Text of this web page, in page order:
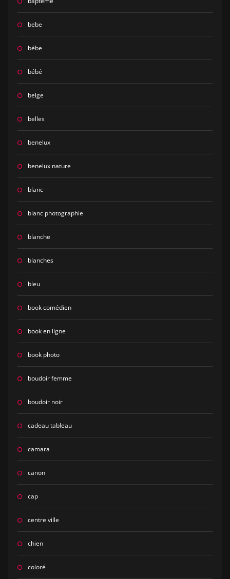
bebe
bébe
bébé
belge
belles
benelux
benelux nature
blanc
blanc photographie
blanche
blanches
bleu
book comédien
book en ligne
book photo
boudoir femme
boudoir noir
cadeau tableau
camara
canon
cap
centre ville
chien
coloré